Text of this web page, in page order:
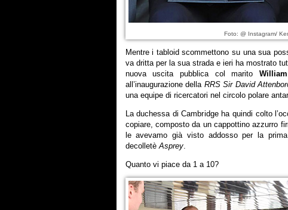
Foto: @ Instagram/
Mentre i tabloid scommettono su una sua
va dritta per la sua strada e ieri ha mostrato
nuova uscita pubblica col marito William
all’inaugurazione della RRS Sir David
una equipe di ricercatori nel circolo polare
La duchessa di Cambridge ha quindi colto
copiare, composto da un cappottino azzurro
le avevamo già visto addosso per la
decolletèAsprey.
Quanto vi piace da 1 a 10?